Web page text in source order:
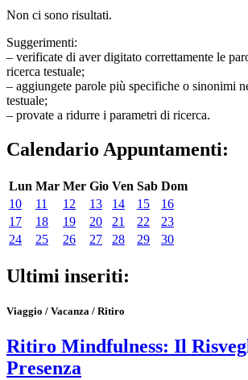
Non ci sono risultati.
Suggerimenti:
– verificate di aver digitato correttamente le
ricerca testuale;
– aggiungete parole più specifiche o sinonimi
testuale;
– provate a ridurre i parametri di ricerca.
Calendario Appuntamenti:
Lun Mar Mer Gio Ven Sab Dom
10
11 12 13 14 15
16
17
18 19 20 21 22
23
24
25 26 27 28 29 30
Ultimi inseriti:
Viaggio / Vacanza / Ritiro
Ritiro Mindfulness: Il
Presenza